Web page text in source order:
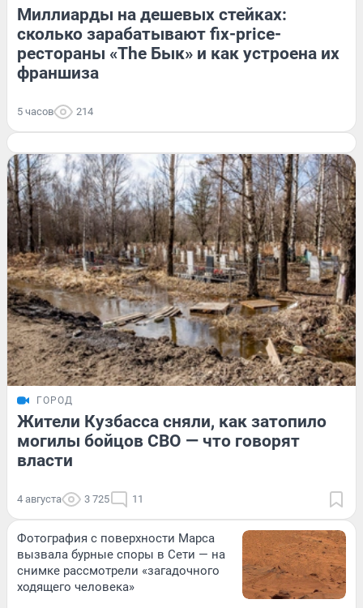
Миллиарды на дешевых стейках:
сколько зарабатывают fix-price-
рестораны «The Бык» и как устроена их
франшиза
5 часов 214
ГОРОД
Жители Кузбасса сняли, как затопило
могилы бойцов СВО — что говорят
власти
4 августа 3 725 11
Фотография с поверхности Марса
вызвала бурные споры в Сети — на
снимке рассмотрели «загадочного
ходящего человека»